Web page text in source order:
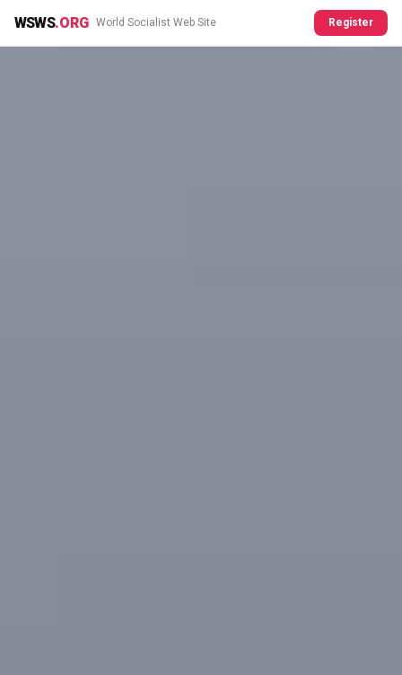
WSWS.ORG World Socialist Web Site Register